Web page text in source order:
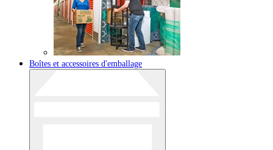
Boîtes et accessoires d'emballage